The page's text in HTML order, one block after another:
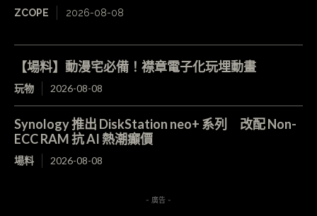
ZCOPE 2026-08-08
【場料】動漫宅必備！襟章電子化玩埋動畫
玩物 2026-08-08
Synology 推出 DiskStation neo+ 系列 改配 Non-
ECC RAM 抗 AI 熱潮癲價
場料 2026-08-08
- 廣告 -